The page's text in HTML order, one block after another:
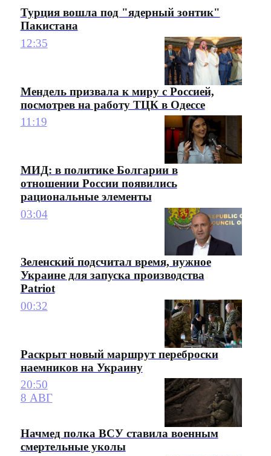
Турция вошла под "ядерный зонтик"
Пакистана
12:35
Мендель призвала к миру с Россией,
посмотрев на работу ТЦК в Одессе
11:19
МИД: в политике Болгарии в
отношении России появились
рациональные элементы
03:04
Зеленский подсчитал время, нужное
Украине для запуска производства
Patriot
00:32
Раскрыт новый маршрут переброски
наемников на Украину
20:50
8 АВГ
Начмед полка ВСУ ставила военным
смертельные уколы